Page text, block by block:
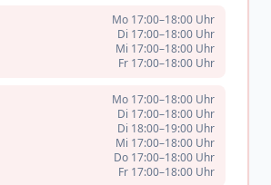
Mo 17:00–18:00 Uhr
Di 17:00–18:00 Uhr
Mi 17:00–18:00 Uhr
Fr 17:00–18:00 Uhr
Mo 17:00–18:00 Uhr
Di 17:00–18:00 Uhr
Di 18:00–19:00 Uhr
Mi 17:00–18:00 Uhr
Do 17:00–18:00 Uhr
Fr 17:00–18:00 Uhr